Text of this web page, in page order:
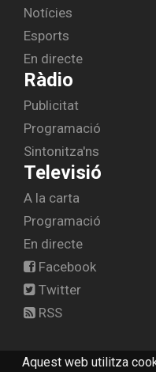
Aquest web utilitza
Notícies
Esports
En directe
Ràdio
Publicitat
Programació
Sintonitza'ns
Televisió
A la carta
Programació
En directe
Facebook
Twitter
RSS
© 2026